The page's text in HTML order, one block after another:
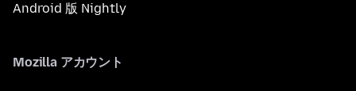
Android 版 Nightly
Mozilla アカウント